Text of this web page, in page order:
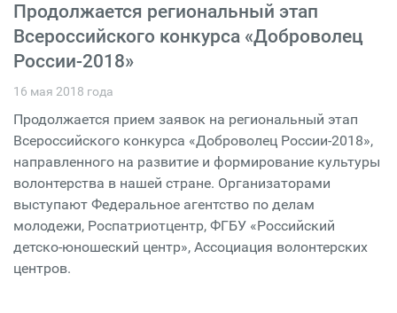
Продолжается региональный этап
Всероссийского конкурса «Доброволец
России-2018»
16 мая 2018 года
Продолжается прием заявок на региональный этап
Всероссийского конкурса «Доброволец России-2018»,
направленного на развитие и формирование культуры
волонтерства в нашей стране. Организаторами
выступают Федеральное агентство по делам
молодежи, Роспатриотцентр, ФГБУ «Российский
детско-юношеский центр», Ассоциация волонтерских
центров.